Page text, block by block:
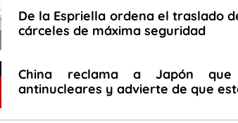
De la Espriella ordena el traslado
cárceles de máxima seguridad
China reclama a Japón que
antinucleares y advierte de que